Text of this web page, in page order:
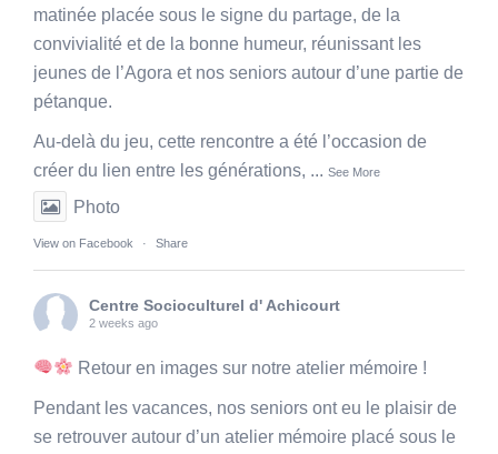
matinée placée sous le signe du partage, de la
convivialité et de la bonne humeur, réunissant les
jeunes de l’Agora et nos seniors autour d’une partie de
pétanque.
Au-delà du jeu, cette rencontre a été l’occasion de
créer du lien entre les générations, ... See More
Photo
View on Facebook · Share
Centre Socioculturel d' Achicourt
2 weeks ago
Retour en images sur notre atelier mémoire !
Pendant les vacances, nos seniors ont eu le plaisir de
se retrouver autour d’un atelier mémoire placé sous le